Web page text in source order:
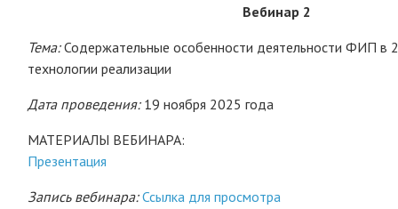
Вебинар 2
Тема:Содержательные особенности деятельности ФИП в
технологии реализации
Дата проведения:19 ноября 2025 года
МАТЕРИАЛЫ ВЕБИНАРА:
Презентация
Запись вебинара: Ссылка для просмотра